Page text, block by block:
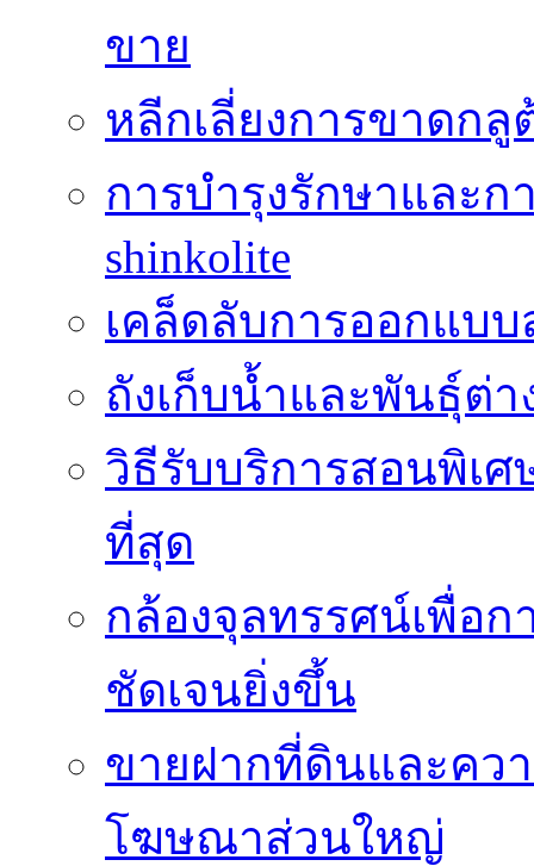
ขาย
หลีกเลี่ยงการขาดก
การบำรุงรักษาและ
shinkolite
เคล็ดลับการออกแบ
ถังเก็บน้ำและพันธุ์ต่า
วิธีรับบริการสอนพิเ
ที่สุด
กล้องจุลทรรศน์เพื่อ
ชัดเจนยิ่งขึ้น
ขายฝากที่ดินและคว
โฆษณาส่วนใหญ่